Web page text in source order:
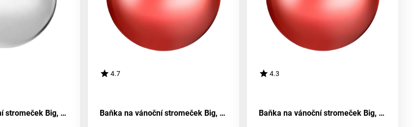
Baňka na vánoční stromeček Big, Ø: 20cm
4.7
Baňka na vánoční stromeček Big, Ø: 10cm
4.3
Baňka na vánoční stromeček Big, Ø: 20cm